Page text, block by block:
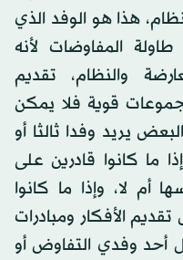
هذا هو الوفد الذي
المفاوضات لأنه
والنظام، تقديم
قوية فلا يمكن
يريد وفدا ثالثا أو
ما كانوا قادرين على
أم لا، وإذا ما كانوا
الأفكار ومبادرات
أحد وفدي التفاوض أو